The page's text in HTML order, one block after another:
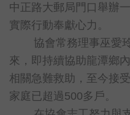
中正路大郵局門口舉辦
實際行動奉獻心力。
協會常務理事巫愛
來，即持續協助龍潭鄉
相關急難救助，至今接
家庭已超過500多戶。